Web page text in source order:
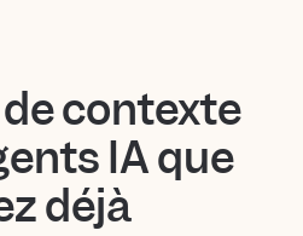
contexte
IA que
déjà